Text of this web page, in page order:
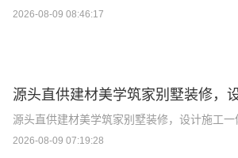
2026-08-09 08:46:17
源头直供建材美学筑家别墅装修，设计施工一
2026-08-09 07:19:28